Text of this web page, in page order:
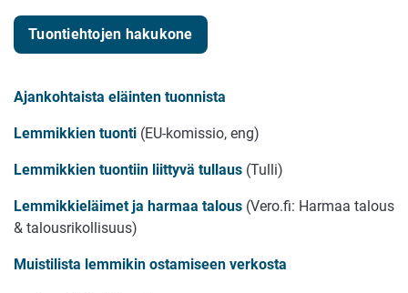
Tuontiehtojen hakukone
Ajankohtaista eläinten tuonnista
Lemmikkien tuonti (EU-komissio, eng)
Lemmikkien tuontiin liittyvä tullaus (Tulli)
Lemmikkieläimet ja harmaa talous (Vero.fi: Harmaa talous
& talousrikollisuus)
Muistilista lemmikin ostamiseen verkosta